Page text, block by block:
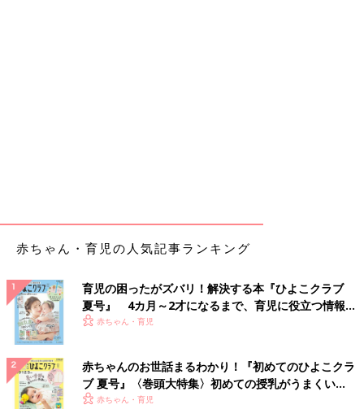
天才級に可愛い！ハート型のプレートやギフト缶を
赤ちゃん・育児の人気記事ランキング
育児の困ったがズバリ！解決する本『ひよこクラブ
夏号』 4カ月～2才になるまで、育児に役立つ情報が
いっぱい！
赤ちゃん・育児
赤ちゃんのお世話まるわかり！『初めてのひよこクラ
ブ 夏号』〈巻頭大特集〉初めての授乳がうまくい
く！ おっぱい・ミルクの基本と夏のトラブル 解決テ
赤ちゃん・育児